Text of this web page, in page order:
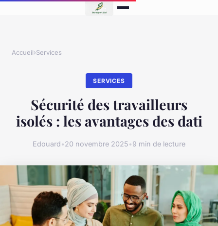
Accueil›Services
SERVICES
Sécurité des travailleurs
isolés : les avantages des dati
Edouard•20 novembre 2025•9 min de lecture